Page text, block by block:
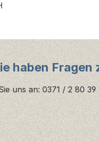
haben Fragen
uns an: 0371 / 2 80